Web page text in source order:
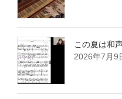
この夏は和
2026年7月9